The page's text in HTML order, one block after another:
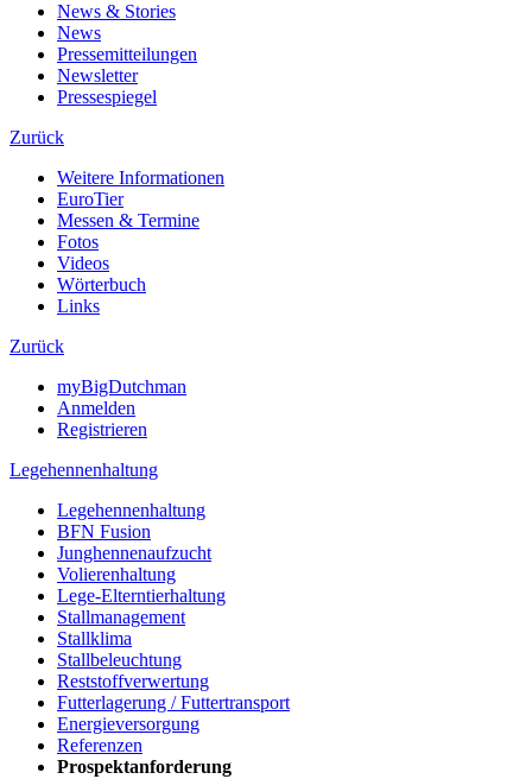
News & Stories
News
Pressemitteilungen
Newsletter
Pressespiegel
Zurück
Weitere Informationen
EuroTier
Messen & Termine
Fotos
Videos
Wörterbuch
Links
Zurück
myBigDutchman
Anmelden
Registrieren
Legehennenhaltung
Legehennenhaltung
BFN Fusion
Junghennenaufzucht
Volierenhaltung
Lege-Elterntierhaltung
Stallmanagement
Stallklima
Stallbeleuchtung
Reststoffverwertung
Futterlagerung / Futtertransport
Energieversorgung
Referenzen
Prospektanforderung